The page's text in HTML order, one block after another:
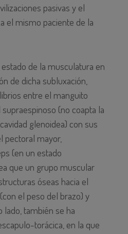
pasivas y el
el mismo paciente de la
de la musculatura en
de dicha subluxación,
entre el manguito
(no coapta la
glenoidea) con sus
pectoral mayor,
(en un estado
que un grupo muscular
óseas hacia el
el peso del brazo) y
lado, también se ha
torácica, en la que